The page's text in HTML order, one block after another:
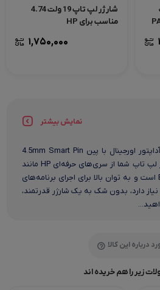
شارژر لپ تاپ 19 ولت 4.74
مناسب برای HP
1,750,000
نمایش بیشتر
شارژر HP 230W اورجینال | آداپتور اورجینال با پین 4.5mm Smart Pin
شارژر HP 230W اورجینال اگر لپ‌ تاپ شما از سری‌های حرفه‌ای HP مانند
ZBook، Omen یا EliteBook است و به توان بالا برای اجرای برنامه‌های
دارد، بدون شک به یک شارژر قدرتمند،
درباره این کالا
زیر را هم خریده اند